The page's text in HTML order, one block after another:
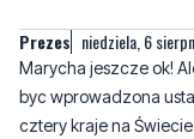
Prezes niedziela, 6
Marycha jeszcze ok!
byc wprowadzona
cztery kraje na